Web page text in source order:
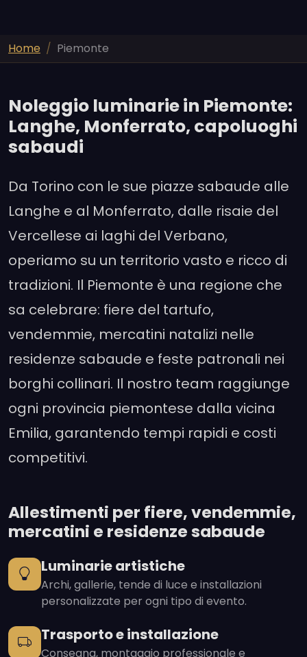
Home Piemonte
Noleggio luminarie in Piemonte:
Langhe, Monferrato, capoluoghi
sabaudi
Da Torino con le sue piazze sabaude alle
Langhe e al Monferrato, dalle risaie del
Vercellese ai laghi del Verbano,
operiamo su un territorio vasto e ricco di
tradizioni. Il Piemonte è una regione che
sa celebrare: fiere del tartufo,
vendemmie, mercatini natalizi nelle
residenze sabaude e feste patronali nei
borghi collinari. Il nostro team raggiunge
ogni provincia piemontese dalla vicina
Emilia, garantendo tempi rapidi e costi
competitivi.
Allestimenti per fiere, vendemmie,
mercatini e residenze sabaude
Luminarie artistiche
Archi, gallerie, tende di luce e installazioni
personalizzate per ogni tipo di evento.
Trasporto e installazione
Consegna, montaggio professionale e